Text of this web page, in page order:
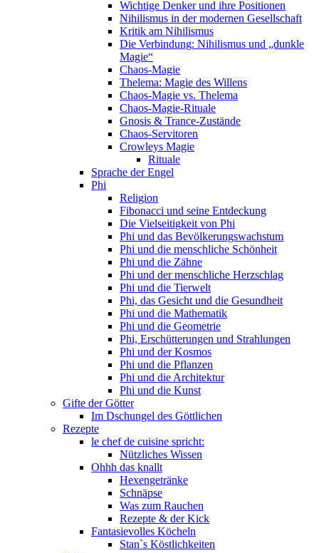
Wichtige Denker und ihre Positionen
Nihilismus in der modernen Gesellschaft
Kritik am Nihilismus
Die Verbindung: Nihilismus und „dunkle
Magie“
Chaos-Magie
Thelema: Magie des Willens
Chaos-Magie vs. Thelema
Chaos-Magie-Rituale
Gnosis & Trance-Zustände
Chaos-Servitoren
Crowleys Magie
Rituale
Sprache der Engel
Phi
Religion
Fibonacci und seine Entdeckung
Die Vielseitigkeit von Phi
Phi und das Bevölkerungswachstum
Phi und die menschliche Schönheit
Phi und die Zähne
Phi und der menschliche Herzschlag
Phi und die Tierwelt
Phi, das Gesicht und die Gesundheit
Phi und die Mathematik
Phi und die Geometrie
Phi, Erschütterungen und Strahlungen
Phi und der Kosmos
Phi und die Pflanzen
Phi und die Architektur
Phi und die Kunst
Gifte der Götter
Im Dschungel des Göttlichen
Rezepte
le chef de cuisine spricht:
Nützliches Wissen
Ohhh das knallt
Hexengetränke
Schnäpse
Was zum Rauchen
Rezepte & der Kick
Fantasievolles Köcheln
Stan`s Köstlichkeiten